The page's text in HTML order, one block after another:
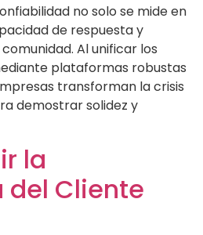
no solo se mide en
de respuesta y
Al unificar los
plataformas robustas
transforman la crisis
demostrar solidez y
la
del Cliente